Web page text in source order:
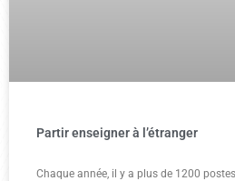
Partir enseigner à l’étranger
Chaque année, il y a plus de 1200